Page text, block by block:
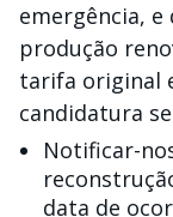
emergência,
produção
tarifa original
candidatura
Notificar-
data de